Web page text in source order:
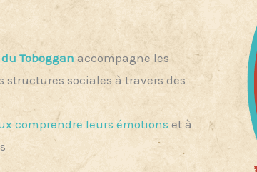
Toboggan accompagne les
sociales à travers des
comprendre leurs émotions et à